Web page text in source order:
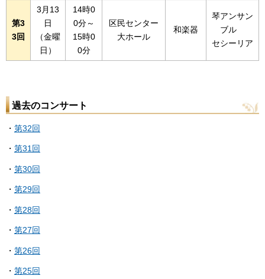
第3
3回
3月13
日
（金曜
日）
14時0
0分～
15時0
0分
区民センター
大ホール
和楽器
琴アンサン
ブル
セシーリア
過去のコンサート
・ 第32回
・ 第31回
・ 第30回
・ 第29回
・ 第28回
・ 第27回
・ 第26回
・ 第25回